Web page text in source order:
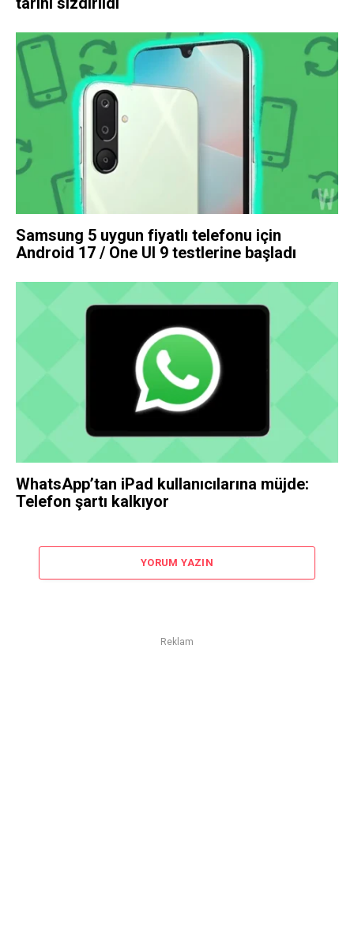
Samsung 5 uygun fiyatlı telefonu için
Android 17 / One UI 9 testlerine başladı
WhatsApp’tan iPad kullanıcılarına müjde:
Telefon şartı kalkıyor
YORUM YAZIN
Reklam